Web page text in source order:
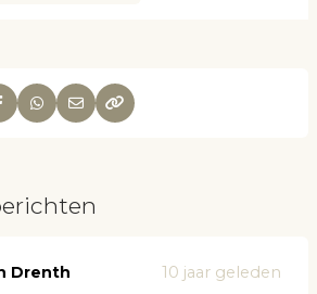
Drenth 10 jaar geleden